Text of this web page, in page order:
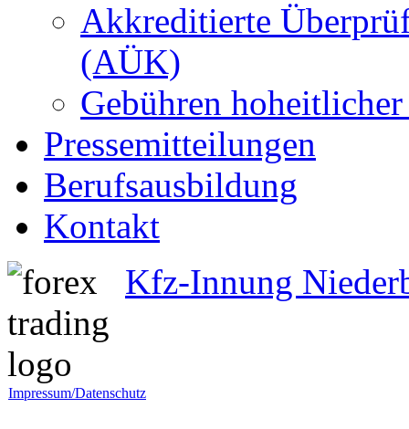
Akkreditierte
(AÜK)
Gebühren
Pressemitteilungen
Berufsausbildung
Kontakt
Kfz-Innung
Impressum/Datenschutz